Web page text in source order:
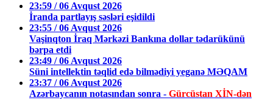
23:59 / 06 Avqust 2026
İranda partlayış səsləri eşidildi
23:55 / 06 Avqust 2026
Vaşinqton İraq Mərkəzi Bankına dollar tədarükünü
bərpa etdi
23:49 / 06 Avqust 2026
Süni intellektin təqlid edə bilmədiyi yeganə MƏQAM
23:37 / 06 Avqust 2026
Azərbaycanın notasından sonra - Gürcüstan XİN-dən